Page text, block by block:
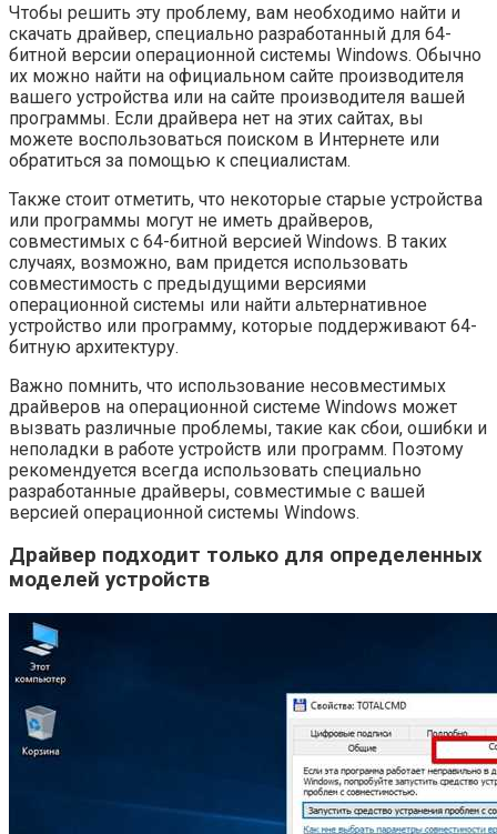
Чтобы решить эту проблему, вам необходимо найти и
скачать драйвер, специально разработанный для 64-
битной версии операционной системы Windows. Обычно
их можно найти на официальном сайте производителя
вашего устройства или на сайте производителя вашей
программы. Если драйвера нет на этих сайтах, вы
можете воспользоваться поиском в Интернете или
обратиться за помощью к специалистам.
Также стоит отметить, что некоторые старые устройства
или программы могут не иметь драйверов,
совместимых с 64-битной версией Windows. В таких
случаях, возможно, вам придется использовать
совместимость с предыдущими версиями
операционной системы или найти альтернативное
устройство или программу, которые поддерживают 64-
битную архитектуру.
Важно помнить, что использование несовместимых
драйверов на операционной системе Windows может
вызвать различные проблемы, такие как сбои, ошибки и
неполадки в работе устройств или программ. Поэтому
рекомендуется всегда использовать специально
разработанные драйверы, совместимые с вашей
версией операционной системы Windows.
Драйвер подходит только для определенных
моделей устройств